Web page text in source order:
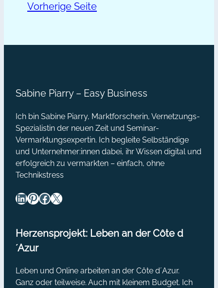
Geld geht – auch im gesamten
Vorherige Seite
Sabine Piarry – Easy Business
Ich bin Sabine Piarry, Marktforscherin, Vernetzungs-
Spezialistin der neuen Zeit und Seminar-
Vermarktungsexpertin. Ich begleite Selbständige
und Unternehmer:innen dabei, ihr Wissen digital und
erfolgreich zu vermarkten – einfach, ohne
Technikstress
LinkedIn Pinterest Facebook X
Herzensprojekt: Leben an der Côte d
´Azur
Leben und Online arbeiten an der Côte d´Azur.
Ganz oder teilweise. Auch mit kleinem Budget. Ich